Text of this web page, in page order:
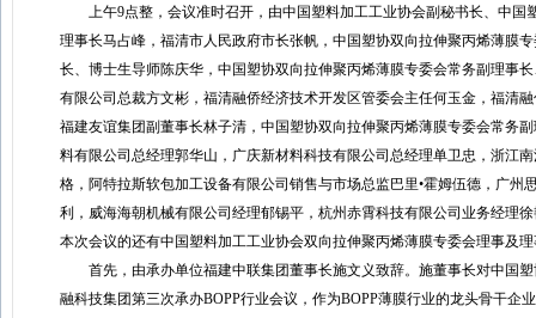
上午9点整，会议准时召开，由中国塑料加工工业协会副秘书长、中国
理事长马占峰，福清市人民政府市长张帆，中国塑协双向拉伸聚丙烯薄膜
长、博士生导师陈庆华，中国塑协双向拉伸聚丙烯薄膜专委会常务副理事
有限公司总裁方文彬，福清融侨经济技术开发区管委会主任何玉金，福清
福建友谊集团副董事长林子清，中国塑协双向拉伸聚丙烯薄膜专委会常务
料有限公司总经理郭华山，广庆新材料科技有限公司总经理单卫忠，浙江
格，阿特拉斯软包加工设备有限公司销售与市场总监巴里•霍姆伍德，广
利，威海海朝机械有限公司经理郁锡平，杭州赤霄科技有限公司业务经理
本次会议的还有中国塑料加工工业协会双向拉伸聚丙烯薄膜专委会理事及
首先，由承办单位福建中联集团董事长施文义致辞。施董事长对中国塑
融科技集团第三次承办BOPP行业会议，作为BOPP薄膜行业的龙头骨干